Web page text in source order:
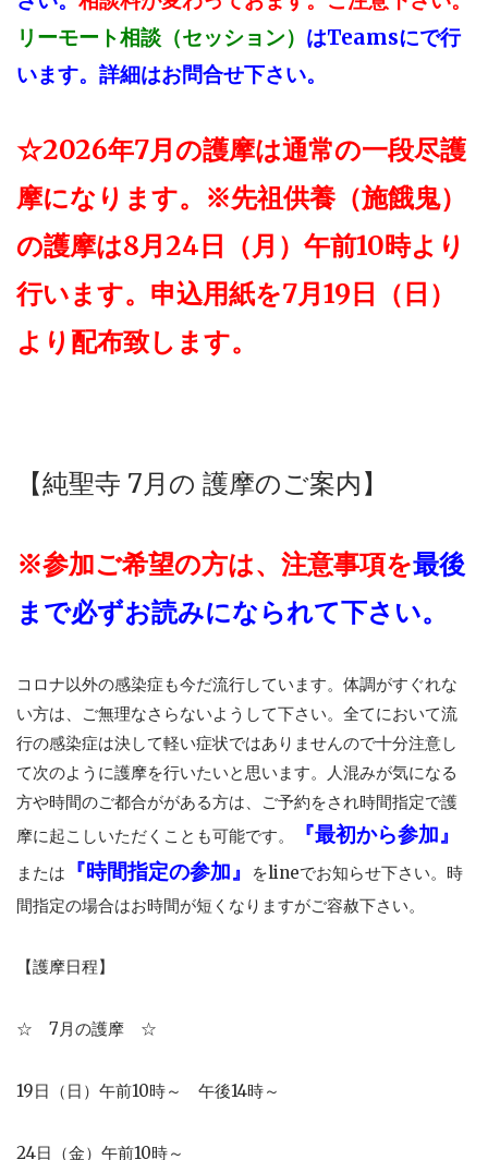
リーモート相談（セッション） はTeamsにで行
います。 詳細はお問合せ下さい。
☆2026年7月の護摩は通常の一段尽護
摩になります。※先祖供養（施餓鬼）
の護摩は8月24日（月）午前10時より
行います。申込用紙を7月19日（日）
より配布致します。
【純聖寺 7月の 護摩のご案内】
※参加ご希望の方は、 注意事項を最後
まで必ずお読みになられて下さい。
コロナ以外の感染症も今だ流行しています。体調がすぐれな
い方は、ご無理なさらないようして下さい。全てにおいて流
行の感染症は決して軽い症状ではありませんので十分注意し
て次のように護摩を行いたいと思います。人混みが気になる
方や時間のご都合ががある方は、ご予約をされ時間指定で護
摩に起こしいただくことも可能です。
『最初から参加』
または 『時間指定の参加』
をlineでお知らせ下さい。時
間指定の場合はお時間が短くなりますがご容赦下さい。
【護摩日程】
☆ 7月の護摩 ☆
19日（日）午前10時～ 午後14時～
24日（金）午前10時～